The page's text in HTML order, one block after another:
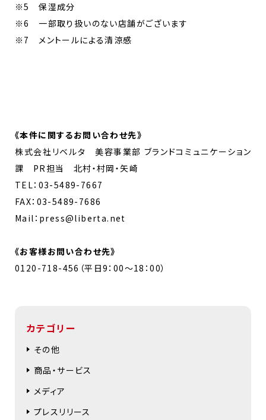
※5 保湿成分
※6 一部取り扱いのない店舗がございます
※7 メントールによる清涼感
《本件に関するお問い合わせ先》
株式会社リベルタ 美容事業部 ブランドコミュニケーション
課 PR担当 北村・村岡・矢崎
TEL：03-5489-7667
FAX：03-5489-7686
Mail：press@liberta.net
《お客様お問い合わせ先》
0120-718-456（平日9：00～18：00）
カテゴリー
その他
商品・サービス
メディア
プレスリリース